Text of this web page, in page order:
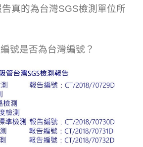
真的為台灣SGS檢測單位所
號是否為台灣編號？